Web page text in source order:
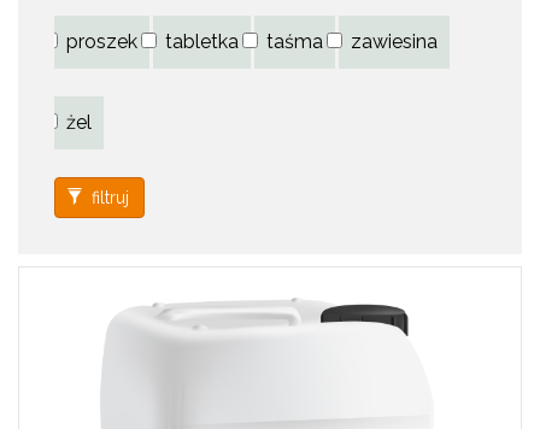
proszek tabletka taśma zawiesina
żel
filtruj